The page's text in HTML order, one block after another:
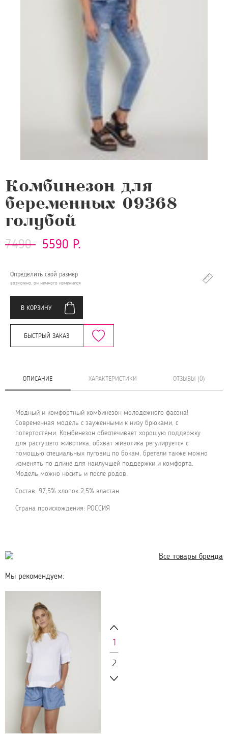
Комбинезон для
беременных 09368
голубой
7490 5590 Р.
Определить свой размер
возможно, он немного изменился
В КОРЗИНУ
БЫСТРЫЙ ЗАКАЗ
ОПИСАНИЕ ХАРАКТЕРИСТИКИ ОТЗЫВЫ (0)
Модный и комфортный комбинезон молодежного фасона!
Современная модель с зауженными к низу брюками, с
потертостями. Комбинезон обеспечивает хорошую поддержку
для растущего животика, обхват животика регулируется с
помощью специальных пуговиц по бокам, бретели также можно
изменять по длине для наилучшей поддержки и комфорта.
Модель можно носить и после родов.
Состав: 97,5% хлопок 2,5% эластан
Страна происхождения: РОССИЯ
Все товары бренда
Мы рекомендуем:
1
2